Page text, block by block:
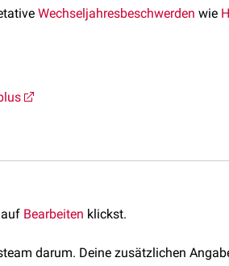
Wechseljahresbeschwerden wie
Bearbeiten klickst.
darum. Deine zusätzlichen